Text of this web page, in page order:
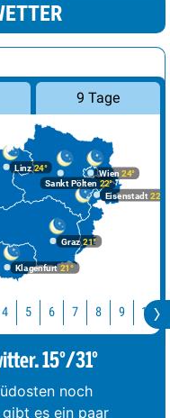
9 Tage
Graz21°
Klagenfurt 21°
Linz24°
Wien 24°
Eisenstadt 22°
Sankt Pölten 22°
4 5 6 7 8 9 10
15°/31°
noch
es ein paar